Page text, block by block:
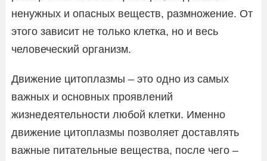
ненужных и опасных веществ, размножение. От
этого зависит не только клетка, но и весь
человеческий организм.
Движение цитоплазмы – это одно из самых
важных и основных проявлений
жизнедеятельности любой клетки. Именно
движение цитоплазмы позволяет доставлять
важные питательные вещества, после чего –